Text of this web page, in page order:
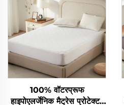
100% वॉटरप्रूफ
हाइपोएलर्जेनिक मैट्रेस प्रोटेक्टर